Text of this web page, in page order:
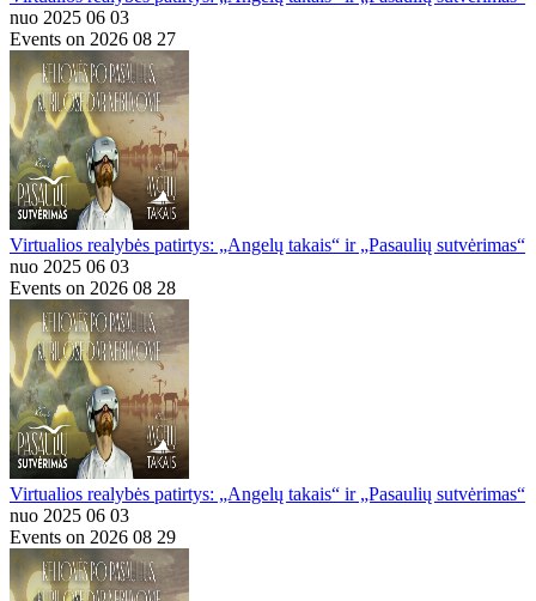
nuo 2025 06 03
Events on 2026 08 27
Virtualios realybės patirtys: „Angelų takais“ ir „Pasaulių sutvėrimas“
nuo 2025 06 03
Events on 2026 08 28
Virtualios realybės patirtys: „Angelų takais“ ir „Pasaulių sutvėrimas“
nuo 2025 06 03
Events on 2026 08 29